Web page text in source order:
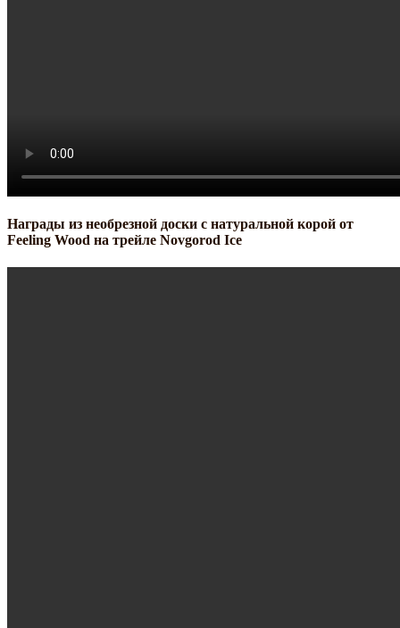
Награды из необрезной доски с натуральной корой от
Feeling Wood на трейле Novgorod Ice